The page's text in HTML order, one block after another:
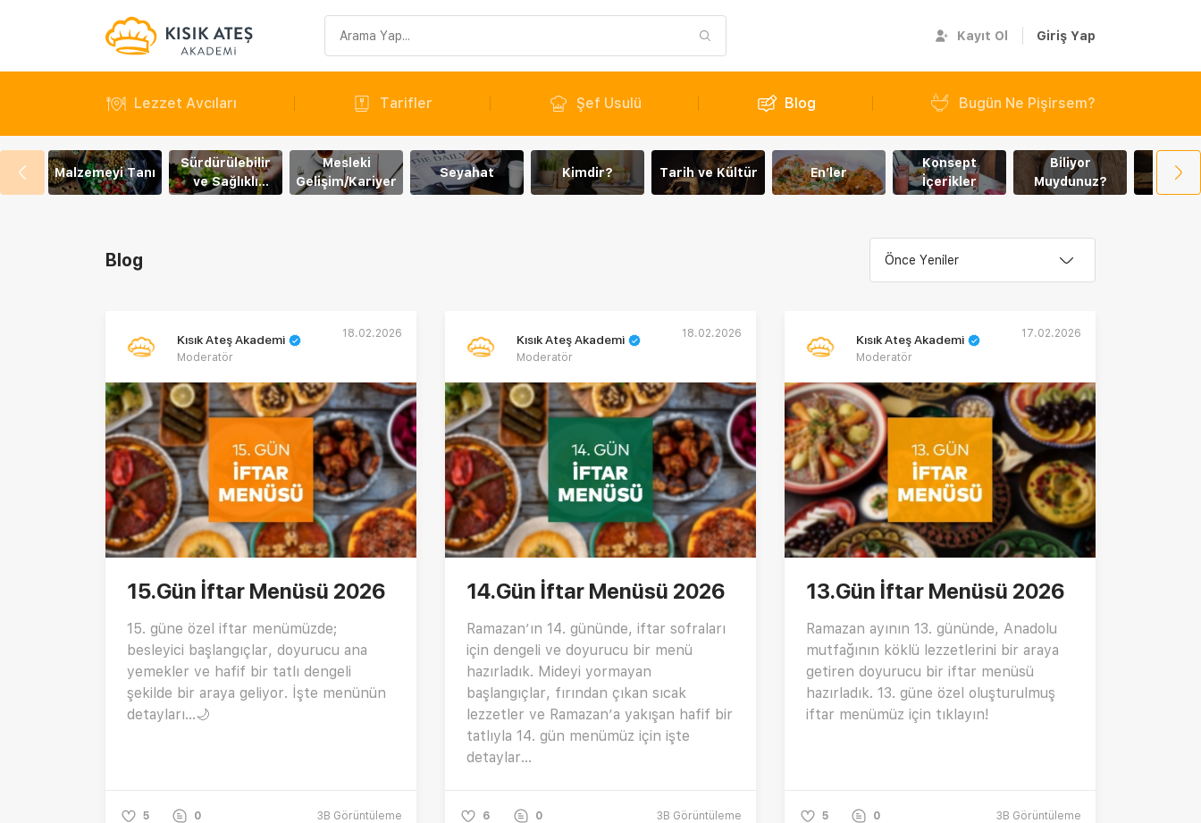
sorgusu
Kayıt Ol Giriş Yap
Lezzet Avcıları Tarifler Şef Usulü Blog Bugün Ne Pişirsem?
Malzemeyi Tanı
Sürdürülebilir
ve Sağlıklı
Mesleki
Gelişim/Kariyer
Seyahat Kimdir? Tarih ve Kültür En’ler
Konsept
İçerikler
Biliyor
Muydunuz?
Blog Önce Yeniler
Kısık Ateş Akademi
Moderatör
18.02.2026
15.Gün İftar Menüsü 2026
15. güne özel iftar menümüzde;
besleyici başlangıçlar, doyurucu ana
yemekler ve hafif bir tatlı dengeli
şekilde bir araya geliyor. İşte menünün
detayları…🌙
5 0 3B Görüntüleme
Kısık Ateş Akademi
Moderatör
18.02.2026
14.Gün İftar Menüsü 2026
Ramazan’ın 14. gününde, iftar sofraları
için dengeli ve doyurucu bir menü
hazırladık. Mideyi yormayan
başlangıçlar, fırından çıkan sıcak
lezzetler ve Ramazan’a yakışan hafif bir
tatlıyla 14. gün menümüz için işte
detaylar…
6 0 3B Görüntüleme
Kısık Ateş Akademi
Moderatör
17.02.2026
13.Gün İftar Menüsü 2026
Ramazan ayının 13. gününde, Anadolu
mutfağının köklü lezzetlerini bir araya
getiren doyurucu bir iftar menüsü
hazırladık. 13. güne özel oluşturulmuş
iftar menümüz için tıklayın!
5 0 3B Görüntüleme